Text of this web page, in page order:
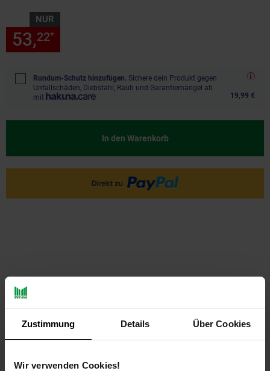
Zustimmung Details Über Cookies
Wir verwenden Cookies!
NUR
53,22*
Rundum-Schutz hinzufügen. Sichere dein Produkt gegen
Unfallschäden, Diebstahl, Raub und Garantiemängel ab
mit
19,99 €
In den Warenkorb
PAYBACK
Payback Punkte Basis°Punkte:
26